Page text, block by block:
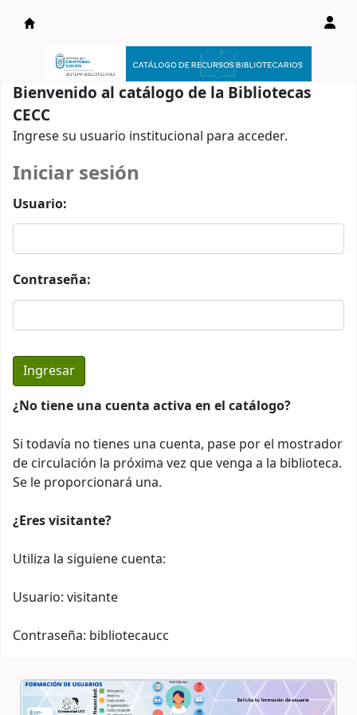
Catálogo en línea
Bienvenido al catálogo de la Bibliotecas
CECC
Ingrese su usuario institucional para acceder.
Iniciar sesión
Usuario:
Contraseña:
¿No tiene una cuenta activa en el catálogo?
Si todavía no tienes una cuenta, pase por el mostrador
de circulación la próxima vez que venga a la biblioteca.
Se le proporcionará una.
¿Eres visitante?
Utiliza la siguiene cuenta:
Usuario: visitante
Contraseña: bibliotecaucc